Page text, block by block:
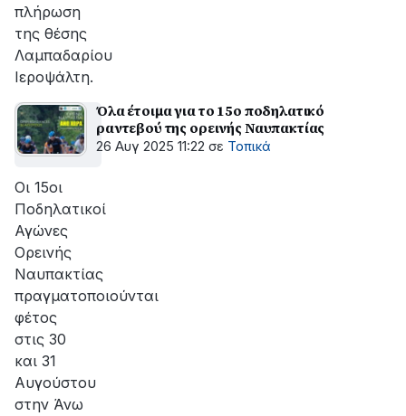
πλήρωση
της θέσης
Λαμπαδαρίου
Ιεροψάλτη.
Όλα έτοιμα για το 15ο ποδηλατικό
ραντεβού της ορεινής Ναυπακτίας
26 Αυγ 2025 11:22 σε Τοπικά
Οι 15οι
Ποδηλατικοί
Αγώνες
Ορεινής
Ναυπακτίας
πραγματοποιούνται
φέτος
στις 30
και 31
Αυγούστου
στην Άνω